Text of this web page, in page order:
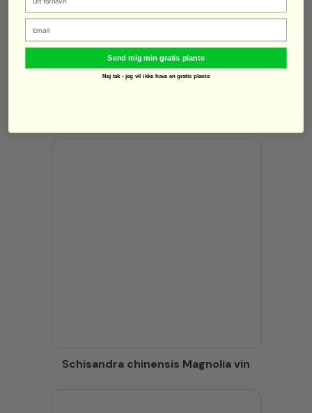
Schisandra chinensis Magnolia vin
Email
Send mig min gratis plante
Nej tak - jeg vil ikke have en gratis plante